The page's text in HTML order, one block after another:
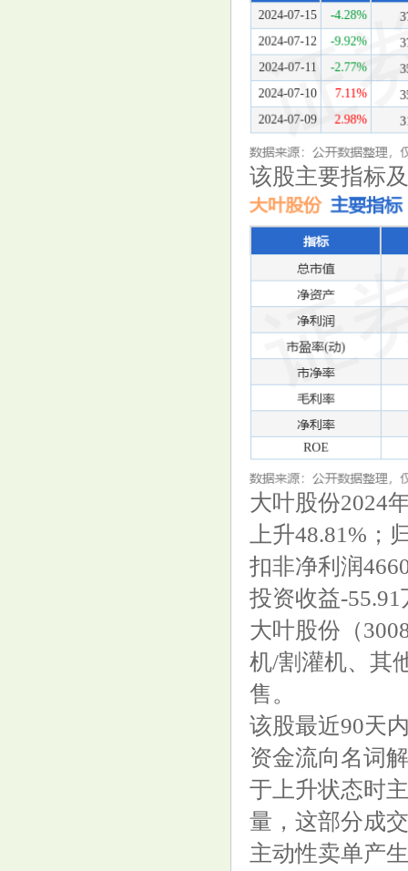
该股主要指标
大叶股份2024
上升48.81%；
扣非净利润
投资收益-
大叶股份（
机/割灌机、其
售。
该股最近90天
资金流向名词
于上升状态时
量，这部分成
主动性卖单产